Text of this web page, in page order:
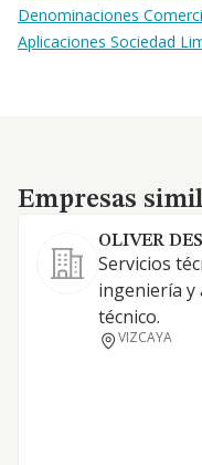
Denominaciones
Aplicaciones Sociedad
Empresas similares
Empresas
OLIVER
Servicios
ingeniería y
técnico.
VIZCAYA